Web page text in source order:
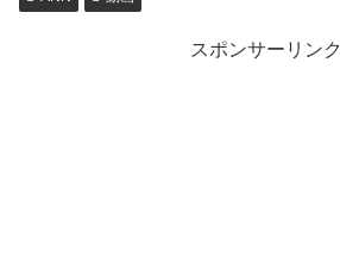
スポンサーリンク